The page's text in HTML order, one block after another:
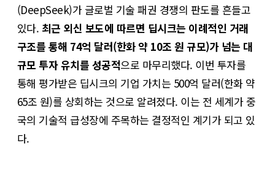
(DeepSeek)가 글로벌 기술 패권 경쟁의 판도를 흔들고
있다. 최근 외신 보도에 따르면 딥시크는 이례적인 거래
구조를 통해 74억 달러(한화 약 10조 원 규모)가 넘는 대
규모 투자 유치를 성공적으로 마무리했다. 이번 투자를
통해 평가받은 딥시크의 기업 가치는 500억 달러(한화 약
65조 원)를 상회하는 것으로 알려졌다. 이는 전 세계가 중
국의 기술적 급성장에 주목하는 결정적인 계기가 되고 있
다.